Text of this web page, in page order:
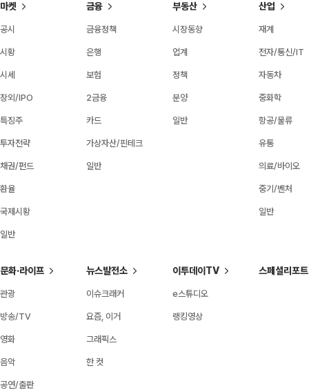
마켓
공시
시황
시세
장외/IPO
특징주
투자전략
채권/펀드
환율
국제시황
일반
금융
금융정책
은행
보험
2금융
카드
가상자산/핀테크
일반
부동산
시장동향
업계
정책
분양
일반
산업
재계
전자/통신/IT
자동차
중화학
항공/물류
유통
의료/바이오
중기/벤처
일반
문화·라이프
관광
방송/TV
영화
음악
공연/출판
뉴스발전소
이슈크래커
요즘, 이거
그래픽스
한 컷
이투데이TV
e스튜디오
랭킹영상
스페셜리포트